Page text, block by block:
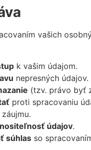
vašich
k vašim údajom.
nepresných údajov.
(tzv. právo byť
proti spracovaniu
údajov.
súhlas so